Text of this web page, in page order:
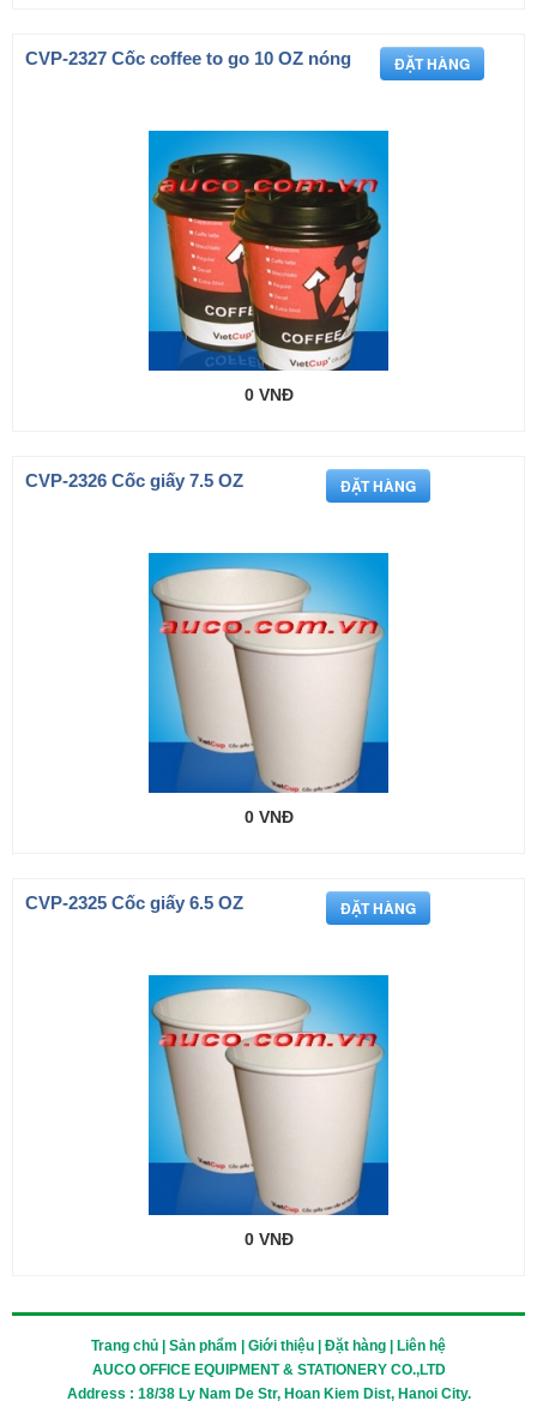
CVP-2327 Cốc coffee to go 10 OZ nóng
0 VNĐ
CVP-2326 Cốc giấy 7.5 OZ
0 VNĐ
CVP-2325 Cốc giấy 6.5 OZ
0 VNĐ
Trang chủ | Sản phẩm | Giới thiệu | Đặt hàng | Liên hệ
AUCO OFFICE EQUIPMENT & STATIONERY CO.,LTD
Address : 18/38 Ly Nam De Str, Hoan Kiem Dist, Hanoi City.